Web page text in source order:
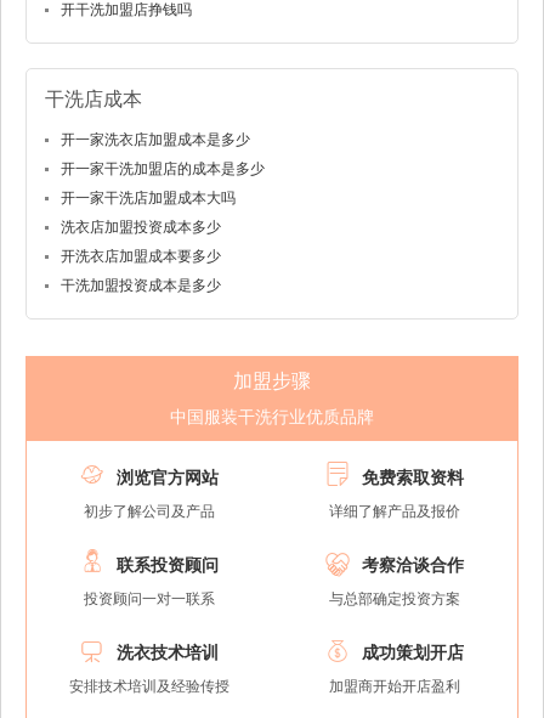
开干洗加盟店挣钱吗
干洗店成本
开一家洗衣店加盟成本是多少
开一家干洗加盟店的成本是多少
开一家干洗店加盟成本大吗
洗衣店加盟投资成本多少
开洗衣店加盟成本要多少
干洗加盟投资成本是多少
加盟步骤
中国服装干洗行业优质品牌
 浏览官方网站
初步了解公司及产品
 免费索取资料
详细了解产品及报价
 联系投资顾问
投资顾问一对一联系
 考察洽谈合作
与总部确定投资方案
 洗衣技术培训
安排技术培训及经验传授
 成功策划开店
加盟商开始开店盈利